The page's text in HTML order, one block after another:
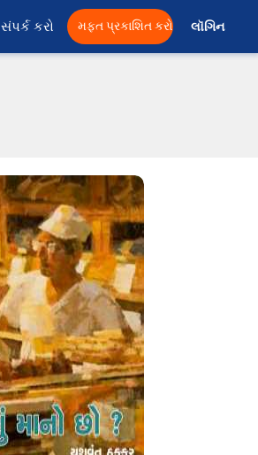
સંપર્ક કરો મફત પ્રકાશિત કરો લૉગિન